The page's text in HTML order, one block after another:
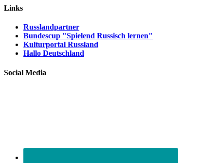
Links
Russlandpartner
Bundescup "Spielend Russisch lernen"
Kulturportal Russland
Hallo Deutschland
Social Media